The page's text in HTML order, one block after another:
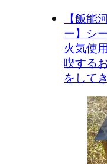
【飯
ー】シ
火気使
喫する
をして